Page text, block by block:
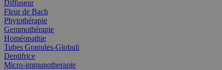
Diffuseur
Fleur de Bach
Phytothérapie
Gemmothérapie
Homéopathie
Tubes Granules-Globuli
Dentifrice
Micro-immunotherapie